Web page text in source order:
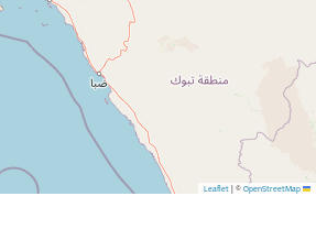
Leaflet
|©OpenStreetMap